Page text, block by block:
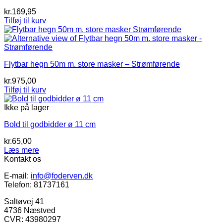
kr.169,95
Tilføj til kurv
Flytbar hegn 50m m. store masker – Strømførende
kr.975,00
Tilføj til kurv
Ikke på lager
Bold til godbidder ø 11 cm
kr.65,00
Læs mere
Kontakt os
E-mail: info@foderven.dk
Telefon: 81737161
Saltøvej 41
4736 Næstved
CVR: 43980297